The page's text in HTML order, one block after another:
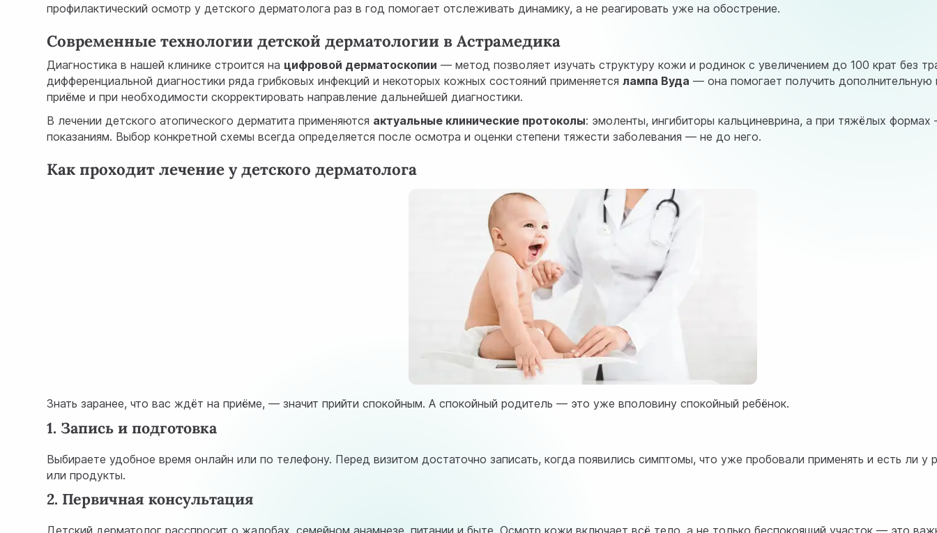
профилактический осмотр у детского дерматолога раз в год помогает отслеживать динамику, а не реагировать уже на обострение.
Современные технологии детской дерматологии в Астрамедика
Диагностика в нашей клинике строится на цифровой дерматоскопии — метод позволяет изучать структуру кожи и родинок с увеличением до 100 крат без
дифференциальной диагностики ряда грибковых инфекций и некоторых кожных состояний применяетсялампа Вуда — она помогает получить
приёме и при необходимости скорректировать направление дальнейшей диагностики.
В лечении детского атопического дерматита применяются актуальные клинические протоколы: эмоленты, ингибиторы кальциневрина, а при тяжёлых
показаниям. Выбор конкретной схемы всегда определяется после осмотра и оценки степени тяжести заболевания — не до него.
Как проходит лечение у детского дерматолога
Знать заранее, что вас ждёт на приёме, — значит прийти спокойным. А спокойный родитель — это уже вполовину спокойный ребёнок.
1. Запись и подготовка
Выбираете удобное время онлайн или по телефону. Перед визитом достаточно записать, когда появились симптомы, что уже пробовали применять и есть ли у
или продукты.
2. Первичная консультация
Детский дерматолог расспросит о жалобах, семейном анамнезе, питании и быте. Осмотр кожи включает всё тело, а не только беспокоящий участок — это